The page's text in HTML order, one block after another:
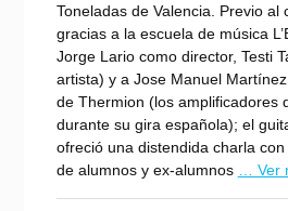
Toneladas de Valencia. Previo al
gracias a la escuela de música
Jorge Lario como director, Testi
artista) y a Jose Manuel
de Thermion (los amplificadores
durante su gira española); el
ofreció una distendida charla
de alumnos y ex-alumnos
… Ver